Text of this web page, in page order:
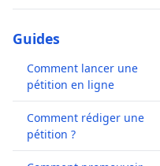
Guides
Comment lancer une
pétition en ligne
Comment rédiger une
pétition ?